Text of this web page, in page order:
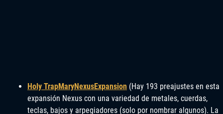
Holy TrapMaryNexusExpansion (Hay 193 preajustes en esta
expansión Nexus con una variedad de metales, cuerdas,
teclas, bajos y arpegiadores (solo por nombrar algunos). La